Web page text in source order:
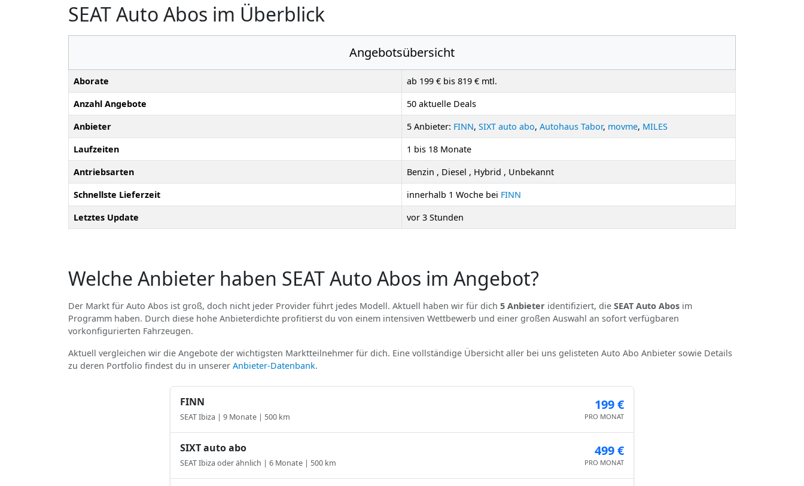
SEAT Auto Abos im Überblick
Angebotsübersicht
Aborate
ab 199 € bis 819 € mtl.
Anzahl Angebote
50 aktuelle Deals
Anbieter
5 Anbieter: FINN, SIXT auto abo, Autohaus Tabor, movme, MILES
Laufzeiten
1 bis 18 Monate
Antriebsarten
Benzin , Diesel , Hybrid , Unbekannt
Schnellste Lieferzeit
innerhalb 1 Woche bei FINN
Letztes Update
vor 3 Stunden
Welche Anbieter haben SEAT Auto Abos im Angebot?
Der Markt für Auto Abos ist groß, doch nicht jeder Provider führt jedes Modell. Aktuell haben wir für dich 5 Anbieter identifiziert, die SEAT Auto Abos im
Programm haben. Durch diese hohe Anbieterdichte profitierst du von einem intensiven Wettbewerb und einer großen Auswahl an sofort verfügbaren
vorkonfigurierten Fahrzeugen.
Aktuell vergleichen wir die Angebote der wichtigsten Marktteilnehmer für dich. Eine vollständige Übersicht aller bei uns gelisteten Auto Abo Anbieter sowie Details
zu deren Portfolio findest du in unserer Anbieter-Datenbank.
FINN
SEAT Ibiza | 9 Monate | 500 km
199 €
PRO MONAT
SIXT auto abo
SEAT Ibiza oder ähnlich | 6 Monate | 500 km
499 €
PRO MONAT